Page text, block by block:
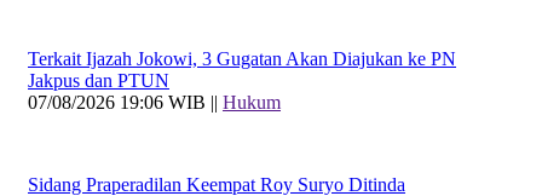
Terkait Ijazah Jokowi, 3 Gugatan Akan Diajukan ke PN
Jakpus dan PTUN
07/08/2026 19:06 WIB || Hukum
Sidang Praperadilan Keempat Roy Suryo Ditinda